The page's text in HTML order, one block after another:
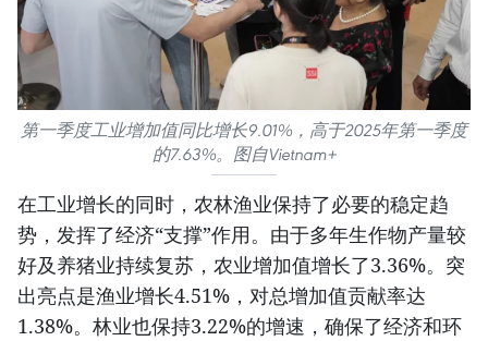
第一季度工业增加值同比增长9.01%，高于2025年第一季度
的7.63%。图自Vietnam+
在工业增长的同时，农林渔业保持了必要的稳定趋
势，发挥了经济“支撑”作用。由于多年生作物产量较
好及养猪业持续复苏，农业增加值增长了3.36%。突
出亮点是渔业增长4.51%，对总增加值贡献率达
1.38%。林业也保持3.22%的增速，确保了经济和环